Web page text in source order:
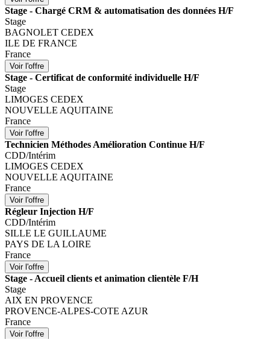
Stage - Chargé CRM & automatisation des données H/F
Stage
BAGNOLET CEDEX
ILE DE FRANCE
France
Stage - Certificat de conformité individuelle H/F
Stage
LIMOGES CEDEX
NOUVELLE AQUITAINE
France
Technicien Méthodes Amélioration Continue H/F
CDD/Intérim
LIMOGES CEDEX
NOUVELLE AQUITAINE
France
Régleur Injection H/F
CDD/Intérim
SILLE LE GUILLAUME
PAYS DE LA LOIRE
France
Stage - Accueil clients et animation clientèle F/H
Stage
AIX EN PROVENCE
PROVENCE-ALPES-COTE AZUR
France